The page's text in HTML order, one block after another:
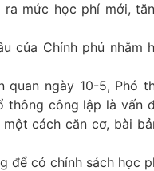
mức học phí mới,
của Chính phủ nhằm
ngày 10-5, Phó
thông công lập là vấn
cách căn cơ, bài
để có chính sách học